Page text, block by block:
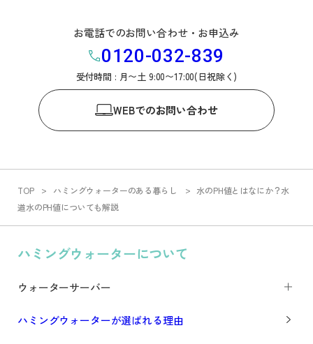
お電話でのお問い合わせ・お申込み
0120-032-839
受付時間 : 月〜土 9:00〜17:00(日祝除く)
WEBでのお問い合わせ
TOP ハミングウォーターのある暮らし
水のPH値とはなにか？水
道水のPH値についても解説
ハミングウォーターについて
ウォーターサーバー
ハミングウォーターが選ばれる理由